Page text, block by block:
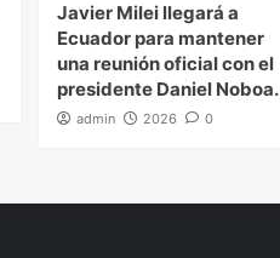
Javier Milei llegará a
Ecuador para mantener
una reunión oficial con el
presidente Daniel Noboa.
admin 2026 0